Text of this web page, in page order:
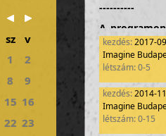
sz
v
1
2
8
9
15 16
22 23
----------
A
Imagine
mértéke a
2014.12.31
kezdés:2017-
Imagine
létszám: 0-5
kezdés:2014-
Imagine
létszám: 0-15